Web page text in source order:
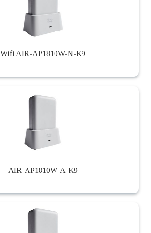
Wifi AIR-AP1810W-N-K9
AIR-AP1810W-A-K9